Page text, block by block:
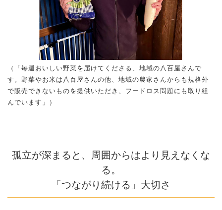
（「毎週おいしい野菜を届けてくださる、地域の八百屋さんで
す。野菜やお米は八百屋さんの他、地域の農家さんからも規格外
で販売できないものを提供いただき、フードロス問題にも取り組
んでいます」）
孤立が深まると、周囲からはより見えなくな
る。
「つながり続ける」大切さ